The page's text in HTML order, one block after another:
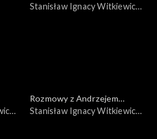
Doboszem
Stanisław Ignacy Witkiewicz,
Rozmowy z Andrzejem
Doboszem
Stanisław Ignacy Witkiewicz,